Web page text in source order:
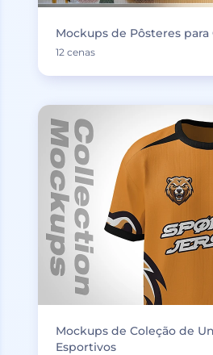
Mockups de Pôsteres
12 cenas
Mockups de Coleção de
Esportivos